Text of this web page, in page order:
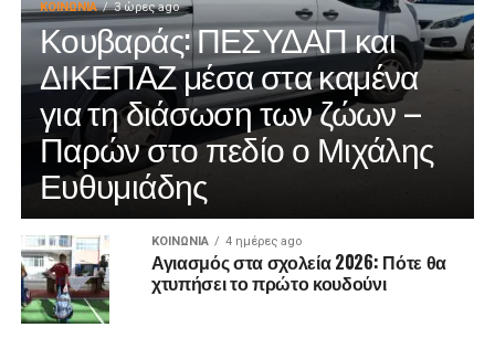
ΚΟΙΝΩΝΊΑ 3 ώρες ago
Κουβαράς: ΠΕΣΥΔΑΠ και
ΔΙΚΕΠΑΖ μέσα στα καμένα
για τη διάσωση των ζώων –
Παρών στο πεδίο ο Μιχάλης
Ευθυμιάδης
ΚΟΙΝΩΝΊΑ 4 ημέρες ago
Αγιασμός στα σχολεία 2026: Πότε θα
χτυπήσει το πρώτο κουδούνι